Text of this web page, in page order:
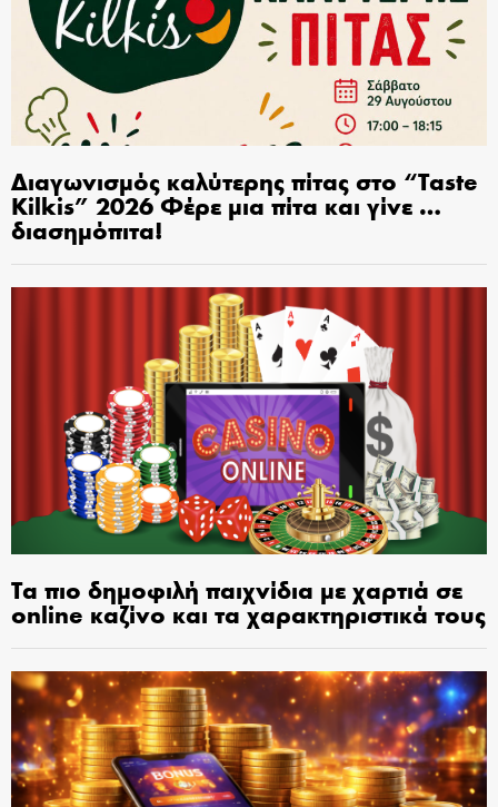
Διαγωνισμός καλύτερης πίτας στο “Taste
Kilkis” 2026 Φέρε μια πίτα και γίνε …
διασημόπιτα!
Τα πιο δημοφιλή παιχνίδια με χαρτιά σε
online καζίνο και τα χαρακτηριστικά τους